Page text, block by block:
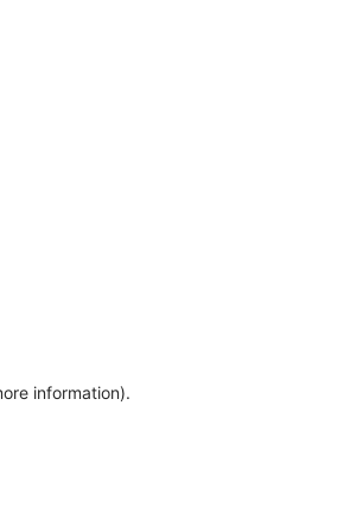
information).